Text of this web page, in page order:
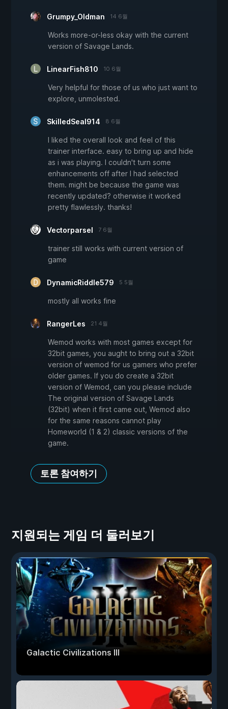
Grumpy_Oldman 14 6월
Works more-or-less okay with the current
version of Savage Lands.
LinearFish810 10 6월
Very helpful for those of us who just want to
explore, unmolested.
SkilledSeal914 8 6월
I liked the overall look and feel of this
trainer interface. easy to bring up and hide
as i was playing. I couldn't turn some
enhancements off after I had selected
them. might be because the game was
recently updated? otherwise it worked
pretty flawlessly. thanks!
Vectorparsel 7 6월
trainer still works with current version of
game
DynamicRiddle579 5 5월
mostly all works fine
RangerLes 21 4월
Wemod works with most games except for
32bit games, you aught to bring out a 32bit
version of wemod for us gamers who prefer
older games. If you do create a 32bit
version of Wemod, can you please include
The original version of Savage Lands
(32bit) when it first came out, Wemod also
for the same reasons cannot play
Homeworld (1 & 2) classic versions of the
game.
토론 참여하기
지원되는 게임 더 둘러보기
Galactic Civilizations III